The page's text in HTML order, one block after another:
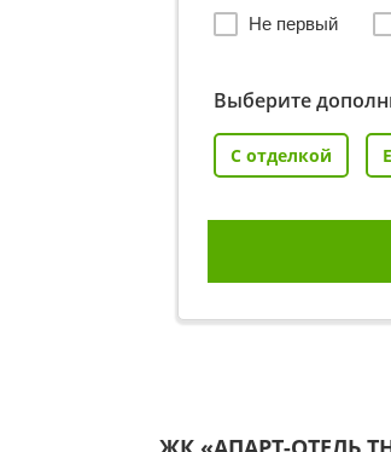
Не первый
Выберите
С отделкой